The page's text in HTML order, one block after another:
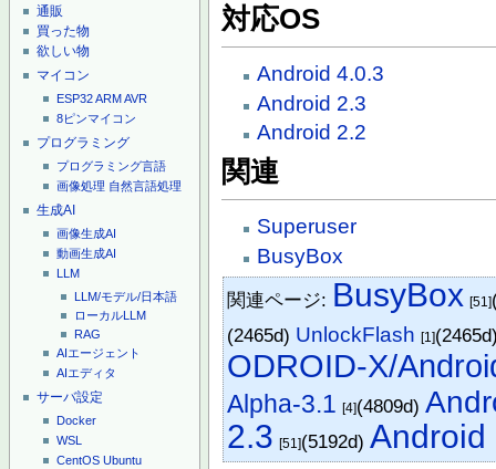
通販
買った物
欲しい物
マイコン
ESP32ARMAVR
8ピンマイコン
プログラミング
プログラミング言語
画像処理 自然言語処理
生成AI
画像生成AI
動画生成AI
LLM
LLM/モデル/日本語
ローカルLLM
RAG
AIエージェント
AIエディタ
サーバ設定
Docker
WSL
CentOS Ubuntu
対応OS
Android 4.0.3
Android 2.3
Android 2.2
関連
Superuser
BusyBox
関連ページ: BusyBox [51]
(2465d) UnlockFlash [1]
ODROID-X/
Alpha-3.1 [4](4809d)
2.3 [51](5192d)Android